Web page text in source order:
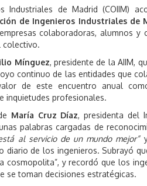
Industriales de Madrid (COIIM)
de Ingenieros Industriales de
colaboradoras, alumnos y
colectivo.
Mínguez, presidente de la AIIM,
continuo de las entidades que
de este encuentro anual
inquietudes profesionales.
María Cruz Díaz, presidenta del
palabras cargadas de
al servicio de un mundo mejor”y
diario de los ingenieros. Subrayó
cosmopolita”, y recordó que los
se toman decisiones estratégicas.